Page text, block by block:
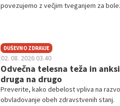
povezujemo z večjim tveganjem za
DUŠEVNO ZDRAVJE
02. 08. 2026 03.40
Odvečna telesna teža in
druga na drugo
Preverite, kako debelost vpliva na
obvladovanje obeh zdravstvenih stanj.